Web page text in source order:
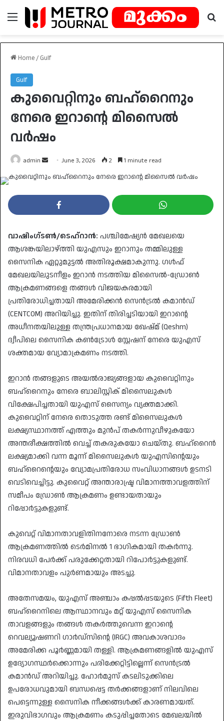
Menu
Home / Gulf
Gulf
കുവൈറ്റിനും ബഹ്റൈനും
നേരെ ഇറാൻ്റെ മിസൈൽ
വർഷം
admin
Send June 3, 2026 2 1 minute read
വാഷിംഗ്ടൺ/ടെഹ്റാൻ: പശ്ചിമേഷ്യൻ മേഖലയെ
ആശങ്കയിലാഴ്ത്തി യുഎസും ഇറാനും തമ്മിലുള്ള
സൈനിക ഏറ്റുമുട്ടൽ അതിരൂക്ഷമാകുന്നു. ഗൾഫ്
മേഖലയിലുടനീളം ഇറാൻ നടത്തിയ മിസൈൽ-ഡ്രോൺ
ആക്രമണങ്ങളെ തങ്ങൾ വിജയകരമായി
പ്രതിരോധിച്ചതായി അമേരിക്കൻ സെൻട്രൽ കമാൻഡ്
(CENTCOM) അറിയിച്ചു. ഇതിന് തിരിച്ചടിയായി ഇറാന്റെ
അധീനതയിലുള്ള തന്ത്രപ്രധാനമായ ഖേഷ്മ് (Qeshm)
ദ്വീപിലെ സൈനിക കൺട്രോൾ സ്റ്റേഷന് നേരെ യുഎസ്
ശക്തമായ വ്യോമാക്രമണം നടത്തി.
​ഇറാൻ തങ്ങളുടെ അയൽരാജ്യങ്ങളായ കുവൈറ്റിനും
ബഹ്റൈനും നേരെ ബാലിസ്റ്റിക് മിസൈലുകൾ
വിക്ഷേപിച്ചതായി യുഎസ് സൈന്യം വ്യക്തമാക്കി.
കുവൈറ്റിന് നേരെ തൊടുത്ത രണ്ട് മിസൈലുകൾ
ലക്ഷ്യസ്ഥാനത്ത് എത്തും മുൻപ് തകർന്നുവീഴുകയോ
അന്തരീക്ഷത്തിൽ വെച്ച് തകരുകയോ ചെയ്തു. ബഹ്റൈൻ
ലക്ഷ്യമാക്കി വന്ന മൂന്ന് മിസൈലുകൾ യുഎസിന്റെയും
ബഹ്റൈന്റെയും വ്യോമപ്രതിരോധ സംവിധാനങ്ങൾ ഉടനടി
വെടിവെച്ചിട്ടു. കുവൈറ്റ് അന്താരാഷ്ട്ര വിമാനത്താവളത്തിന്
സമീപം ഡ്രോൺ ആക്രമണം ഉണ്ടായതായും
റിപ്പോർട്ടുകളുണ്ട്.
കുവെറ്റ് വിമാനതാവളിതിനനോരെ നടന്ന ഡ്രോൺ
ആക്രമണത്തിൽ ടെർമിനൽ 1 ഭാഗികമായി തകർന്നു.
നിരവധി പേർക്ക് പരുക്കേറ്റതായി റിപോർട്ടുകളുണ്ട്.
വിമാനതാവളം പുർണമായും അടച്ചു.
​അതേസമയം, യുഎസ് അഞ്ചാം കപ്പൽപ്പടയുടെ (Fifth Fleet)
ബഹ്റൈനിലെ ആസ്ഥാനവും മറ്റ് യുഎസ് സൈനിക
താവളങ്ങളും തങ്ങൾ തകർത്തുവെന്ന ഇറാന്റെ
റെവല്യൂഷണറി ഗാർഡ്സിന്റെ (IRGC) അവകാശവാദം
അമേരിക്ക പൂർണ്ണമായി തള്ളി. ആക്രമണങ്ങളിൽ യുഎസ്
ഉദ്യോഗസ്ഥർക്കൊന്നും പരിക്കേറ്റിട്ടില്ലെന്ന് സെൻട്രൽ
കമാൻഡ് അറിയിച്ചു. ഹോർമുസ് കടലിടുക്കിലെ
ഉപരോധവുമായി ബന്ധപ്പെട്ട തർക്കങ്ങളാണ് നിലവിലെ
പെട്ടെന്നുള്ള സൈനിക നീക്കങ്ങൾക്ക് കാരണമായത്.
ഇരുവിഭാഗവും ആക്രമണം കടുപ്പിച്ചതോടെ മേഖലയിൽ